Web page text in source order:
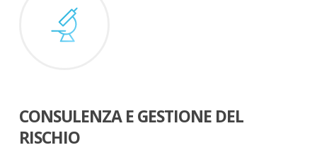
CONSULENZA E GESTIONE DEL
RISCHIO